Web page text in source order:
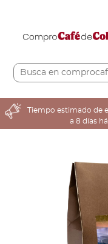
COMPRA AQUÍ
COLOMBIA
Tiempo estimado de
a 8 días